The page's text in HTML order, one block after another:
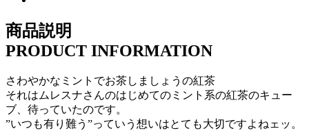
商品説明
PRODUCT INFORMATION
さわやかなミントでお茶しましょうの紅茶
それはムレスナさんのはじめてのミント系の紅茶のキュー
ブ、待っていたのです。
”いつも有り難う”っていう想いはとても大切ですよねェッ。